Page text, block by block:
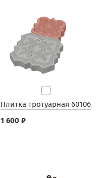
Плитка тротуарная 60106
1 600 ₽